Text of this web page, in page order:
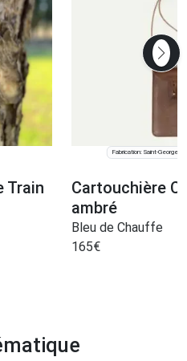
Train
Fabrication: Saint-
Cartouchière
ambré
Bleu de Chauffe
165€